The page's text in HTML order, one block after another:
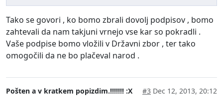
Tako se govori , ko bomo zbrali dovolj podpisov , bomo
zahtevali da nam takjuni vrnejo vse kar so pokradli .
Vaše podpise bomo vložili v Državni zbor , ter tako
omogočili da ne bo plačeval narod .
Pošten a v kratkem popizdim.!!!!!!! :X #3 Dec 12, 2013, 20:12